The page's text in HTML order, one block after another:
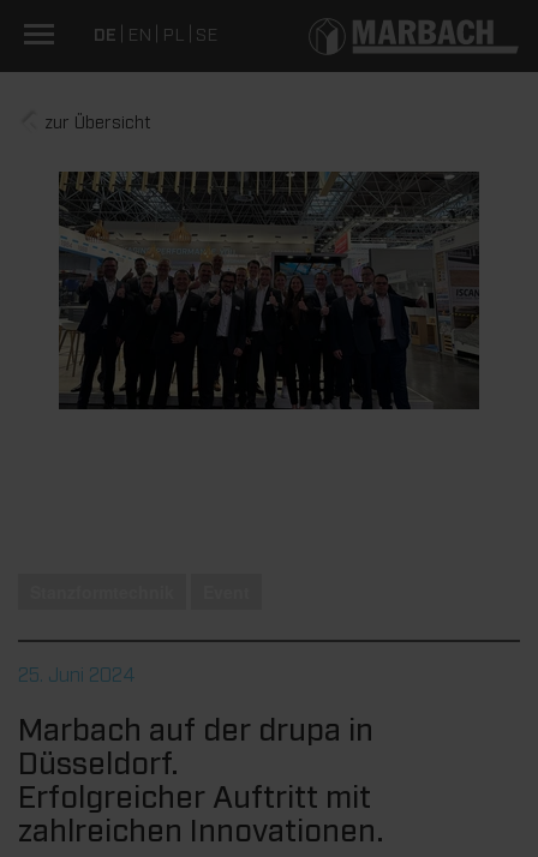
DE EN PL SE
zur Übersicht
25. Juni 2024
Marbach auf der drupa in
Düsseldorf.
Erfolgreicher Auftritt mit
zahlreichen Innovationen.